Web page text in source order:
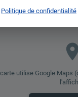
place
utilise Google Maps
Politique de confidentialité